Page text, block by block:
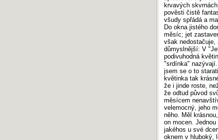
krvavých
pověsti čistě
všudy spřádá a
Do okna jistého
měsíc; jet
však nedostačuje,
důmyslnější: V
podivuhodná
"srdínka"
jsem se o to
květinka tak
že i jinde roste,
že odtud původ
měsícem
velemocný, jeho
něho. Měl
on mocen.
jakéhos u své
oknem v hluboký,